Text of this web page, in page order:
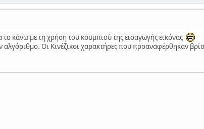
κάνω με τη χρήση του κουμπιού της εισαγωγής εικόνας
Οι Κινέζικοι χαρακτήρες που προαναφέρθηκαν